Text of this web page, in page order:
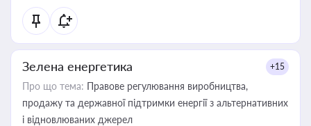
Зелена енергетика +15
Про що тема: Правове регулювання виробництва,
продажу та державної підтримки енергії з альтернативних
і відновлюваних джерел